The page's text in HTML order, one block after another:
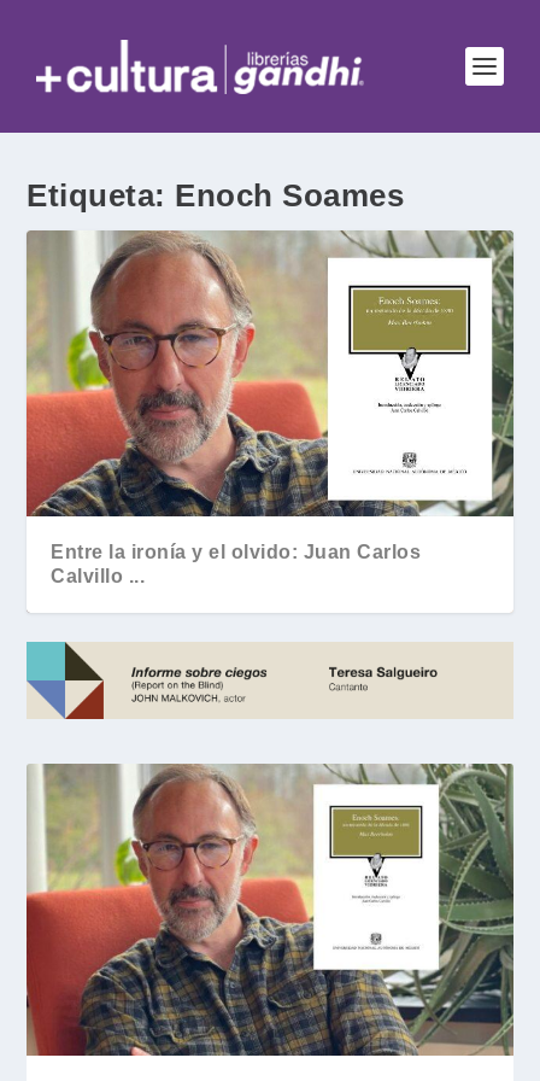
Etiqueta: Enoch Soames
Entre la ironía y el olvido: Juan Carlos
Calvillo ...